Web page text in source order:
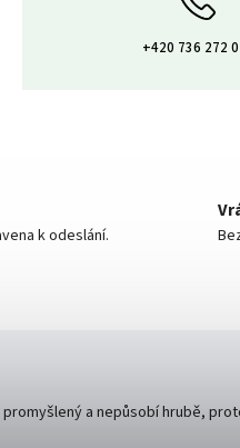
+420 736 272
k odeslání.
a nepůsobí hrubě,